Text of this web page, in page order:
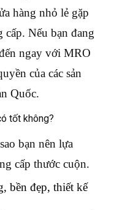
hàng nhỏ lẻ gặp
Nếu bạn đang
ngay với MRO
của các sản
Quốc.
bạn nên lựa
cấp thước cuộn.
bền đẹp, thiết kế